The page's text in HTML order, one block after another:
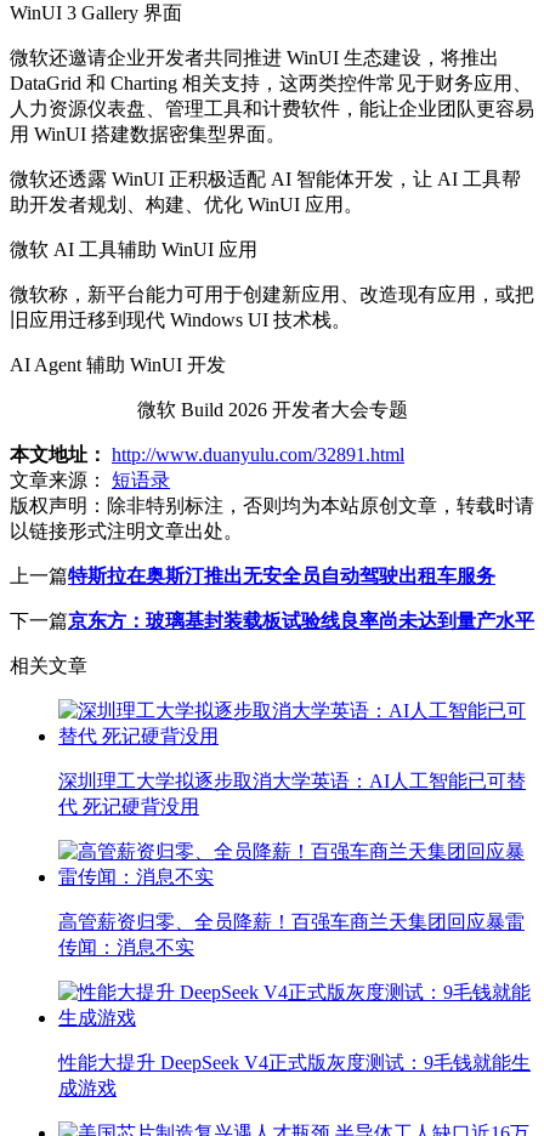
WinUI 3 Gallery 界面
微软还邀请企业开发者共同推进 WinUI 生态建设，将推出
DataGrid 和 Charting 相关支持，这两类控件常见于财务应用、
人力资源仪表盘、管理工具和计费软件，能让企业团队更容易
用 WinUI 搭建数据密集型界面。
微软还透露 WinUI 正积极适配 AI 智能体开发，让 AI 工具帮
助开发者规划、构建、优化 WinUI 应用。
微软 AI 工具辅助 WinUI 应用
微软称，新平台能力可用于创建新应用、改造现有应用，或把
旧应用迁移到现代 Windows UI 技术栈。
AI Agent 辅助 WinUI 开发
微软 Build 2026 开发者大会专题
本文地址： http://www.duanyulu.com/32891.html
文章来源：
短语录
版权声明： 除非特别标注，否则均为本站原创文章，转载时请
以链接形式注明文章出处。
上一篇特斯拉在奥斯汀推出无安全员自动驾驶出租车服务
下一篇京东方：玻璃基封装载板试验线良率尚未达到量产水平
相关文章
深圳理工大学拟逐步取消大学英语：AI人工智能已可替
代 死记硬背没用
高管薪资归零、全员降薪！百强车商兰天集团回应暴雷
传闻：消息不实
性能大提升 DeepSeek V4正式版灰度测试：9毛钱就能生
成游戏